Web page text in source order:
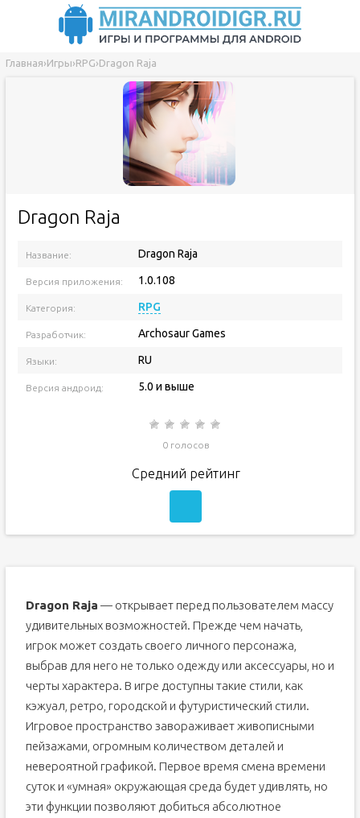
Главная›Игры›RPG›Dragon Raja
Dragon Raja
Название: Dragon Raja
Версия приложения: 1.0.108
Категория: RPG
Разработчик: Archosaur Games
Языки: RU
Версия андроид: 5.0 и выше
0 голосов
Средний рейтинг
Dragon Raja — открывает перед пользователем массу
удивительных возможностей. Прежде чем начать,
игрок может создать своего личного персонажа,
выбрав для него не только одежду или аксессуары, но и
черты характера. В игре доступны такие стили, как
кэжуал, ретро, городской и футуристический стили.
Игровое пространство завораживает живописными
пейзажами, огромным количеством деталей и
невероятной графикой. Первое время смена времени
суток и «умная» окружающая среда будет удивлять, но
эти функции позволяют добиться абсолютное